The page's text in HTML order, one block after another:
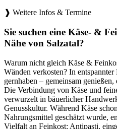
❱ Weitere Infos & Termine
Sie suchen eine Käse- &
Nähe von Salzatal?
Warum nicht gleich Käse &
Wänden verkosten? In
gernhaben – gemeinsam genießen,
Die Verbindung von Käse und
verwurzelt in bäuerlicher
Genusskultur. Während Käse
Nahrungsmittel geschätzt wurde,
Vielfalt an Feinkost: Antipasti,